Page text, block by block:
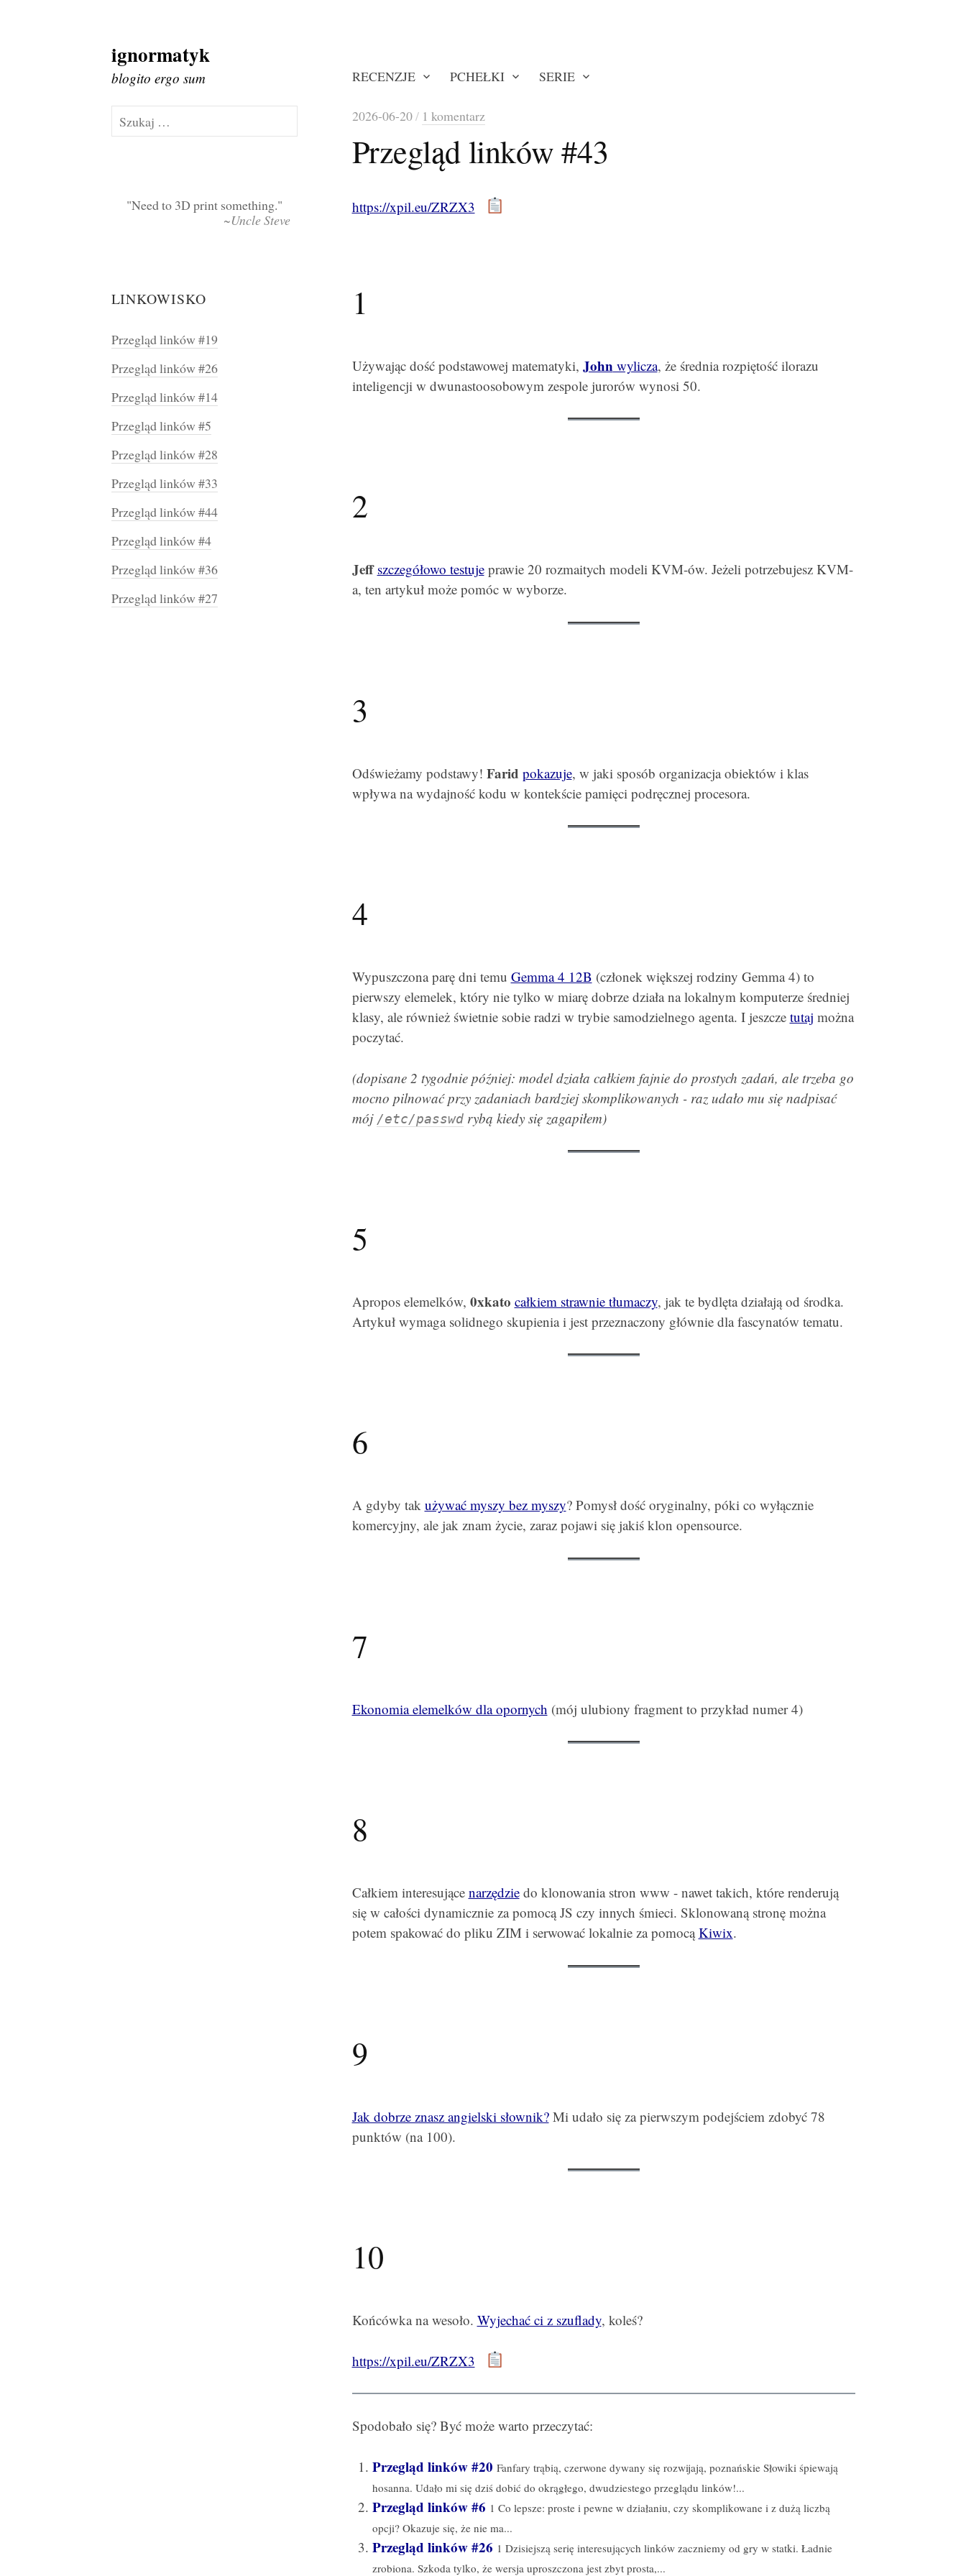
Skip
to
content
ignormatyk
blogito ergo sum RECENZJE PCHEŁKI SERIE
2026-06-20/ 1 komentarz
Przegląd linków #43
https://xpil.eu/ZRZX3
1
Używając dość podstawowej matematyki, Johnwylicza, że średnia rozpiętość ilorazu
inteligencji w dwunastoosobowym zespole jurorów wynosi 50.
2
Jeff szczegółowo testujeprawie 20 rozmaitych modeli KVM-ów. Jeżeli potrzebujesz KVM-
a, ten artykuł może pomóc w wyborze.
3
Odświeżamy podstawy! Farid pokazuje, w jaki sposób organizacja obiektów i klas
wpływa na wydajność kodu w kontekście pamięci podręcznej procesora.
4
Wypuszczona parę dni temu Gemma 4 12B (członek większej rodziny Gemma 4) to
pierwszy elemelek, który nie tylko w miarę dobrze działa na lokalnym komputerze średniej
klasy, ale również świetnie sobie radzi w trybie samodzielnego agenta. I jeszcze tutaj można
poczytać.
(dopisane 2 tygodnie później: model działa całkiem fajnie do prostych zadań, ale trzeba go
mocno pilnować przy zadaniach bardziej skomplikowanych - raz udało mu się nadpisać
mój /etc/passwdrybą kiedy się zagapiłem)
5
Apropos elemelków, 0xkato całkiem strawnie tłumaczy, jak te bydlęta działają od środka.
Artykuł wymaga solidnego skupienia i jest przeznaczony głównie dla fascynatów tematu.
6
A gdyby tak używać myszy bez myszy? Pomysł dość oryginalny, póki co wyłącznie
komercyjny, ale jak znam życie, zaraz pojawi się jakiś klon opensource.
7
Ekonomia elemelków dla opornych (mój ulubiony fragment to przykład numer 4)
8
Całkiem interesujące narzędziedo klonowania stron www - nawet takich, które renderują
się w całości dynamicznie za pomocą JS czy innych śmieci. Sklonowaną stronę można
potem spakować do pliku ZIM i serwować lokalnie za pomocąKiwix.
9
Jak dobrze znasz angielski słownik?Mi udało się za pierwszym podejściem zdobyć 78
punktów (na 100).
10
Końcówka na wesoło. Wyjechać ci z szuflady, koleś?
https://xpil.eu/ZRZX3
Spodobało się? Być może warto przeczytać:
Przegląd linków #20 Fanfary trąbią, czerwone dywany się rozwijają, poznańskie Słowiki śpiewają
hosanna. Udało mi się dziś dobić do okrągłego, dwudziestego przeglądu linków!...
Przegląd linków #6 1 Co lepsze: proste i pewne w działaniu, czy skomplikowane i z dużą liczbą
opcji? Okazuje się, że nie ma...
Przegląd linków #26 1 Dzisiejszą serię interesujących linków zaczniemy od gry w statki. Ładnie
zrobiona. Szkoda tylko, że wersja uproszczona jest zbyt prosta,...
Szukaj:
Need to 3D print something.
~Uncle Steve
LINKOWISKO
Przegląd linków #19
Przegląd linków #26
Przegląd linków #14
Przegląd linków #5
Przegląd linków #28
Przegląd linków #33
Przegląd linków #44
Przegląd linków #4
Przegląd linków #36
Przegląd linków #27